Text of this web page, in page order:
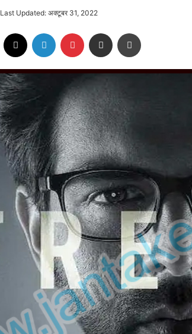
Last Updated: अक्टूबर 31, 2022
Facebook LinkedIn Pinterest Share via Email